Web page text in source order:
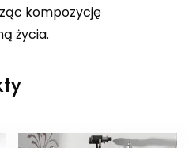
kompozycję
życia.